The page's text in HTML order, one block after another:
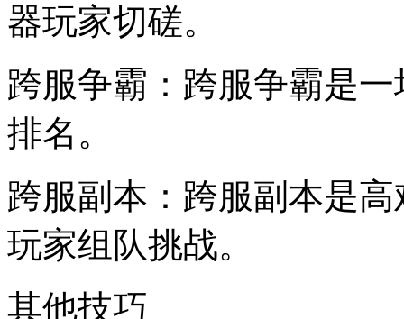
器玩家切磋。
跨服争霸：跨服争霸是
排名。
跨服副本：跨服副本是
玩家组队挑战。
其他技巧